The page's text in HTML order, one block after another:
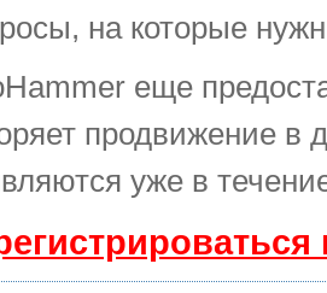
на которые
еще
продвижение в
уже в